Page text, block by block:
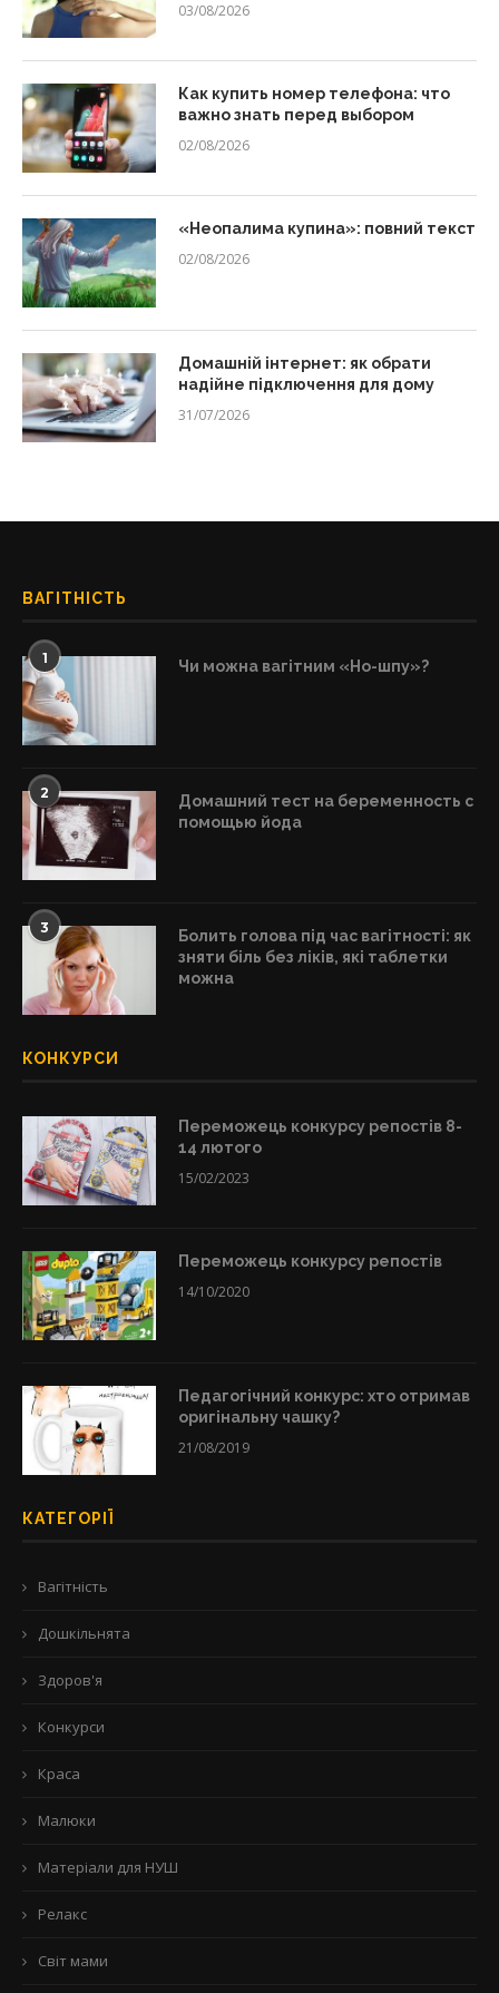
03/08/2026
Как купить номер телефона: что
важно знать перед выбором
02/08/2026
«Неопалима купина»: повний текст
02/08/2026
Домашній інтернет: як обрати
надійне підключення для дому
31/07/2026
ВАГІТНІСТЬ
1 Чи можна вагітним «Но-шпу»?
2
Домашний тест на беременность с
помощью йода
3
Болить голова під час вагітності: як
зняти біль без ліків, які таблетки
можна
КОНКУРСИ
Переможець конкурсу репостів 8-
14 лютого
15/02/2023
Переможець конкурсу репостів
14/10/2020
Педагогічний конкурс: хто отримав
оригінальну чашку?
21/08/2019
КАТЕГОРІЇ
Вагітність
Дошкільнята
Здоров'я
Конкурси
Краса
Малюки
Матеріали для НУШ
Релакс
Світ мами